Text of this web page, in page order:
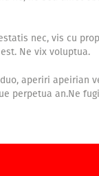
nec, vis cu
Ne vix voluptua.
aperiri apeirian
perpetua an.Ne